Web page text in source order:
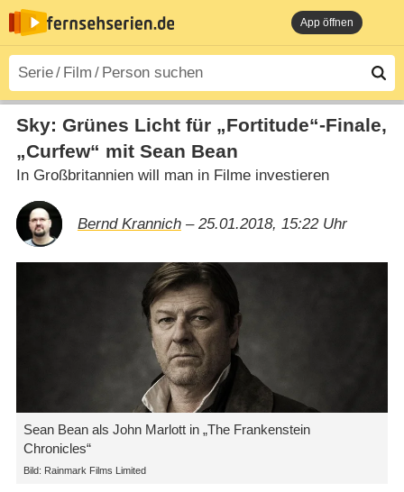
App öffnen
Sky: Grünes Licht für „Fortitude“-Finale,
„Curfew“ mit Sean Bean
In Großbritannien will man in Filme investieren
Bernd Krannich– 25.01.2018, 15:22 Uhr
Sean Bean als John Marlott in „The Frankenstein
Chronicles“
Bild: Rainmark Films Limited